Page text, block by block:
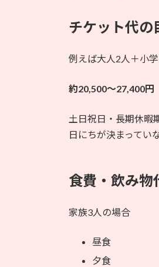
チケット代の
例えば大人2人＋小
約20,500〜27,400円
土日祝日・長期休暇
日にちが決まってい
食費・飲み物
家族3人の場合
昼食
夕食